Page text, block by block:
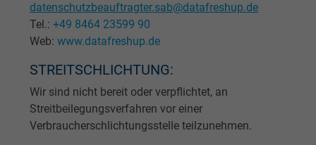
datenschutzbeauftragter.sab@datafreshup.de
Tel.: +49 8464 23599 90
Web: www.datafreshup.de
STREITSCHLICHTUNG:
Wir sind nicht bereit oder verpflichtet, an
Streitbeilegungsverfahren vor einer
Verbraucherschlichtungsstelle teilzunehmen.